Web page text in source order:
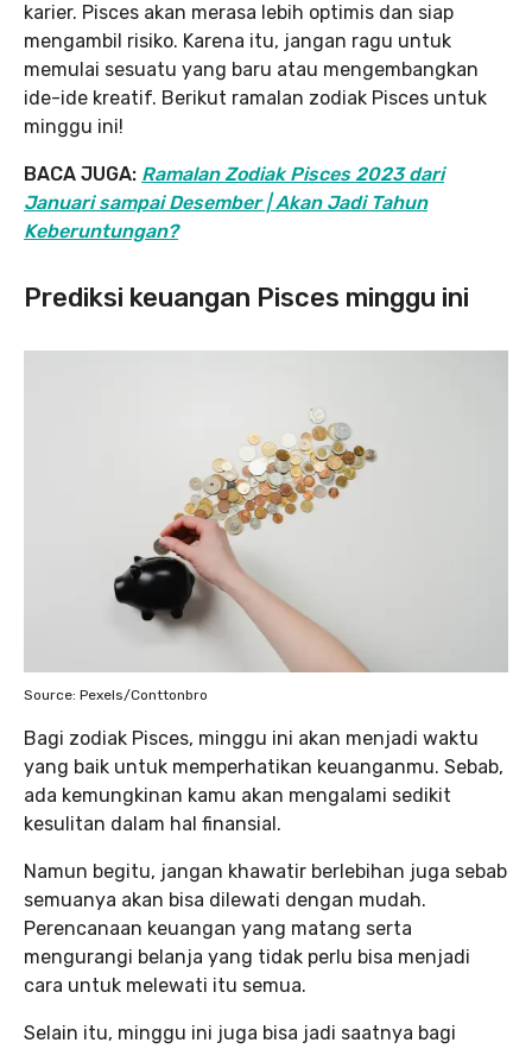
karier. Pisces akan merasa lebih optimis dan siap
mengambil risiko. Karena itu, jangan ragu untuk
memulai sesuatu yang baru atau mengembangkan
ide-ide kreatif. Berikut ramalan zodiak Pisces untuk
minggu ini!
BACA JUGA: Ramalan Zodiak Pisces 2023 dari
Januari sampai Desember | Akan Jadi Tahun
Keberuntungan?
Prediksi keuangan Pisces minggu ini
Source: Pexels/Conttonbro
Bagi zodiak Pisces, minggu ini akan menjadi waktu
yang baik untuk memperhatikan keuanganmu. Sebab,
ada kemungkinan kamu akan mengalami sedikit
kesulitan dalam hal finansial.
Namun begitu, jangan khawatir berlebihan juga sebab
semuanya akan bisa dilewati dengan mudah.
Perencanaan keuangan yang matang serta
mengurangi belanja yang tidak perlu bisa menjadi
cara untuk melewati itu semua.
Selain itu, minggu ini juga bisa jadi saatnya bagi